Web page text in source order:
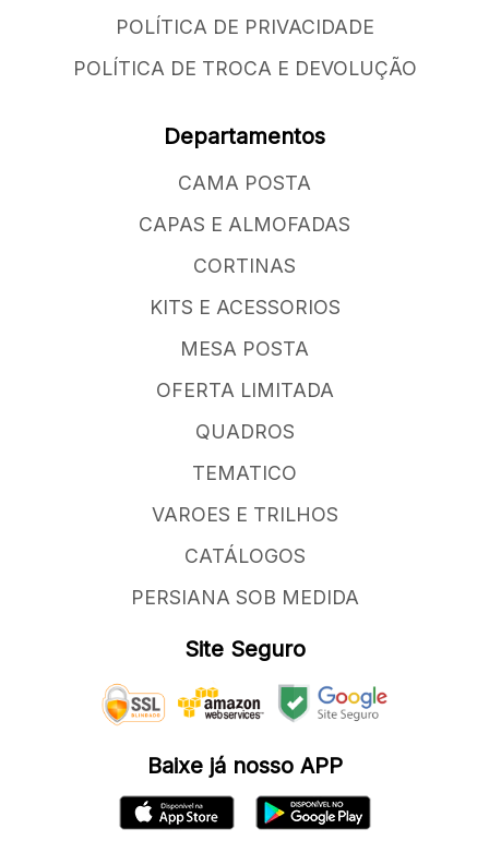
POLÍTICA DE PRIVACIDADE
POLÍTICA DE TROCA E DEVOLUÇÃO
Departamentos
CAMA POSTA
CAPAS E ALMOFADAS
CORTINAS
KITS E ACESSORIOS
MESA POSTA
OFERTA LIMITADA
QUADROS
TEMATICO
VAROES E TRILHOS
CATÁLOGOS
PERSIANA SOB MEDIDA
Site Seguro
Baixe já nosso APP